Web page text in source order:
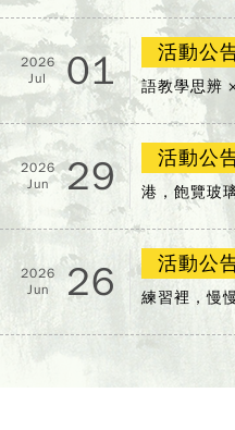
2026
Jul
01 活動公
語教學思辨
2026
Jun
29 活動公
港，飽覽玻
2026
Jun
26 活動公
練習裡，慢